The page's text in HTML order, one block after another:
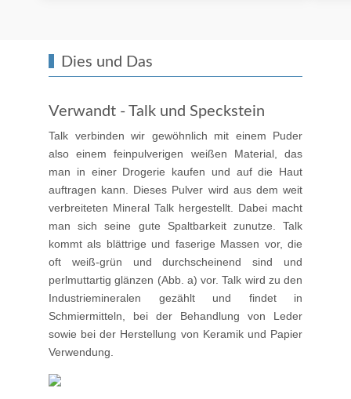
Dies und Das
Verwandt - Talk und Speckstein
Talk verbinden wir gewöhnlich mit einem Puder
also einem feinpulverigen weißen Material, das
man in einer Drogerie kaufen und auf die Haut
auftragen kann. Dieses Pulver wird aus dem weit
verbreiteten Mineral Talk hergestellt. Dabei macht
man sich seine gute Spaltbarkeit zunutze. Talk
kommt als blättrige und faserige Massen vor, die
oft weiß-grün und durchscheinend sind und
perlmuttartig glänzen (Abb. a) vor. Talk wird zu den
Industriemineralen gezählt und findet in
Schmiermitteln, bei der Behandlung von Leder
sowie bei der Herstellung von Keramik und Papier
Verwendung.